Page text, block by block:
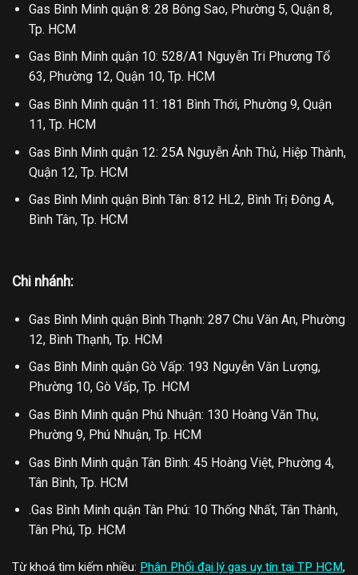
Gas Bình Minh quận 8: 28 Bông Sao, Phường 5, Quận 8,
Tp. HCM
Gas Bình Minh quận 10: 528/A1 Nguyễn Tri Phương Tổ
63, Phường 12, Quận 10, Tp. HCM
Gas Bình Minh quận 11: 181 Bình Thới, Phường 9, Quận
11, Tp. HCM
Gas Bình Minh quận 12: 25A Nguyễn Ảnh Thủ, Hiệp Thành,
Quận 12, Tp. HCM
Gas Bình Minh quận Bình Tân: 812 HL2, Bình Trị Đông A,
Bình Tân, Tp. HCM
Chi nhánh:
Gas Bình Minh quận Bình Thạnh: 287 Chu Văn An, Phường
12, Bình Thạnh, Tp. HCM
Gas Bình Minh quận Gò Vấp: 193 Nguyễn Văn Lượng,
Phường 10, Gò Vấp, Tp. HCM
Gas Bình Minh quận Phú Nhuận: 130 Hoàng Văn Thụ,
Phường 9, Phú Nhuận, Tp. HCM
Gas Bình Minh quận Tân Bình: 45 Hoàng Việt, Phường 4,
Tân Bình, Tp. HCM
.Gas Bình Minh quận Tân Phú: 10 Thống Nhất, Tân Thành,
Tân Phú, Tp. HCM
Từ khoá tìm kiếm nhiều: Phân Phối đại lý gas uy tín tại TP HCM,